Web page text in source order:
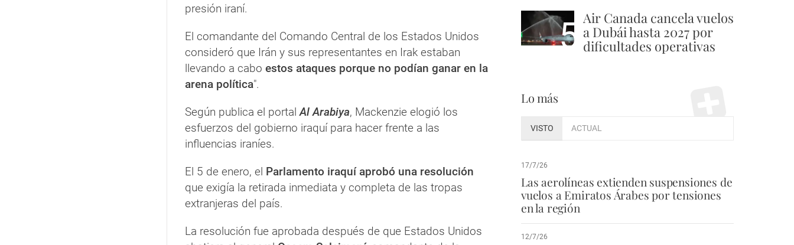
presión iraní.
El comandante del Comando Central de los Estados Unidos
consideró que Irán y sus representantes en Irak estaban
llevando a cabo estos ataques porque no podían ganar en la
arena política".
Según publica el portal Al Arabiya, Mackenzie elogió los
esfuerzos del gobierno iraquí para hacer frente a las
influencias iraníes.
El 5 de enero, el Parlamento iraquí aprobó una resolución
que exigía la retirada inmediata y completa de las tropas
extranjeras del país.
La resolución fue aprobada después de que Estados Unidos
5 Air Canada cancela vuelos
a Dubái hasta 2027 por
dificultades operativas
Lo más
VISTO ACTUAL
17/7/26
Las aerolíneas extienden suspensiones de
vuelos a Emiratos Árabes por tensiones
en la región
12/7/26